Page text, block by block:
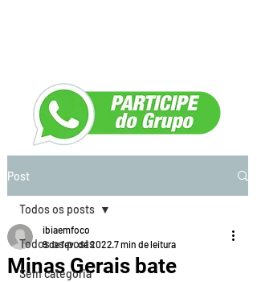
Post
Todos os posts
Sem categoria
Todos os posts
Minas Gerais bate
ibiaemfoco
9 de fev. de 2022 7 min de leitura